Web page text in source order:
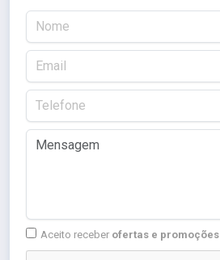
Aceito receber ofertas e promoções